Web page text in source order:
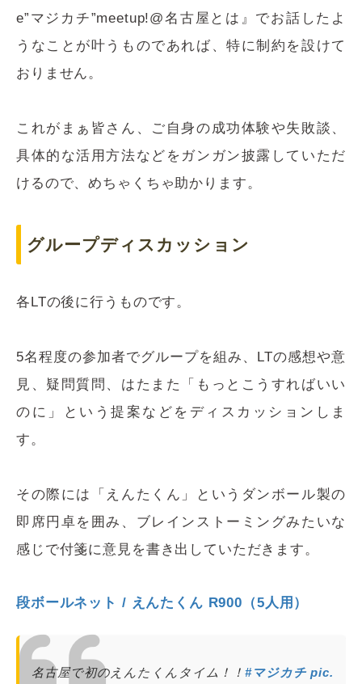
e”マジカチ”meetup!@名古屋とは』でお話したよ
うなことが叶うものであれば、特に制約を設けて
おりません。
これがまぁ皆さん、ご自身の成功体験や失敗談、
具体的な活用方法などをガンガン披露していただ
けるので、めちゃくちゃ助かります。
グループディスカッション
各LTの後に行うものです。
5名程度の参加者でグループを組み、LTの感想や意
見、疑問質問、はたまた「もっとこうすればいい
のに」という提案などをディスカッションしま
す。
その際には「えんたくん」というダンボール製の
即席円卓を囲み、ブレインストーミングみたいな
感じで付箋に意見を書き出していただきます。
段ボールネット / えんたくん R900（5人用）
名古屋で初のえんたくんタイム！！#マジカチ pic.